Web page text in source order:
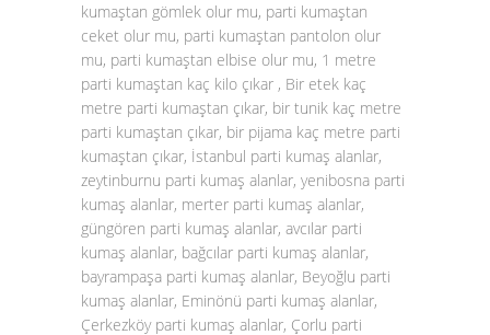
kumaştan gömlek olur mu, parti kumaştan
ceket olur mu, parti kumaştan pantolon olur
mu, parti kumaştan elbise olur mu, 1 metre
parti kumaştan kaç kilo çıkar , Bir etek kaç
metre parti kumaştan çıkar, bir tunik kaç metre
parti kumaştan çıkar, bir pijama kaç metre parti
kumaştan çıkar, İstanbul parti kumaş alanlar,
zeytinburnu parti kumaş alanlar, yenibosna parti
kumaş alanlar, merter parti kumaş alanlar,
güngören parti kumaş alanlar, avcılar parti
kumaş alanlar, bağcılar parti kumaş alanlar,
bayrampaşa parti kumaş alanlar, Beyoğlu parti
kumaş alanlar, Eminönü parti kumaş alanlar,
Çerkezköy parti kumaş alanlar, Çorlu parti